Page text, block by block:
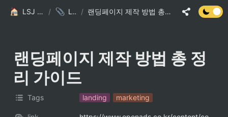
LSJ HOME / Links / 랜딩페이지 제작 방법 총 정리 가이드
랜딩페이지 제작 방법 총 정
리 가이드
Tags landing marketing